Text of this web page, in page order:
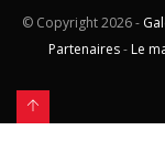
© Copyright2026 -
Partenaires- Le